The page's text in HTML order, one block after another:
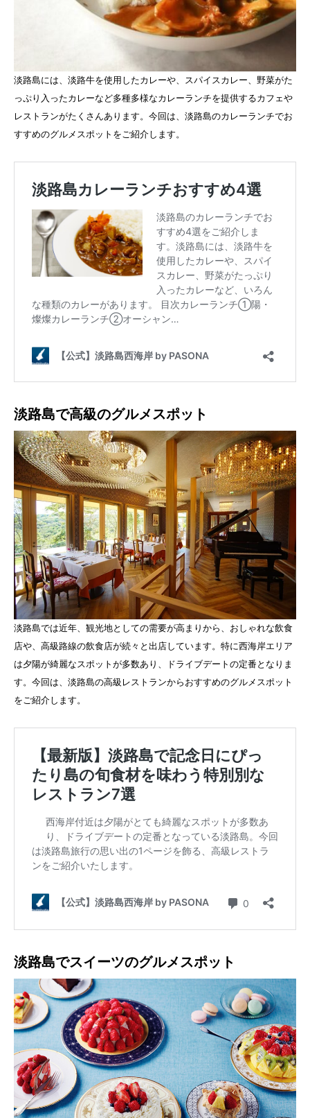
淡路島には、淡路牛を使用したカレーや、スパイスカレー、野菜がた
っぷり入ったカレーなど多種多様なカレーランチを提供するカフェや
レストランがたくさんあります。今回は、淡路島のカレーランチでお
すすめのグルメスポットをご紹介します。
淡路島で高級のグルメスポット
淡路島では近年、観光地としての需要が高まりから、おしゃれな飲食
店や、高級路線の飲食店が続々と出店しています。特に西海岸エリア
は夕陽が綺麗なスポットが多数あり、ドライブデートの定番となりま
す。今回は、淡路島の高級レストランからおすすめのグルメスポット
をご紹介します。
淡路島でスイーツのグルメスポット